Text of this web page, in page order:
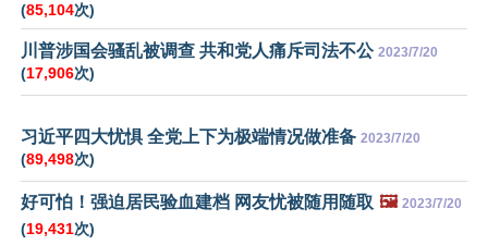
(85,104次)
川普涉国会骚乱被调查 共和党人痛斥司法不公 2023/7/20
(17,906次)
习近平四大忧惧 全党上下为极端情况做准备 2023/7/20
(89,498次)
好可怕！强迫居民验血建档 网友忧被随用随取 🖼️ 2023/7/20
(19,431次)